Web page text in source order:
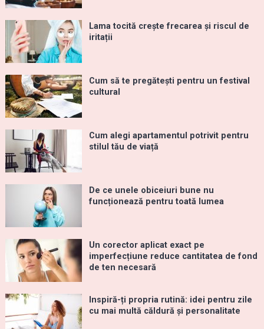
Lama tocită crește frecarea și riscul de
iritații
Cum să te pregătești pentru un festival
cultural
Cum alegi apartamentul potrivit pentru
stilul tău de viață
De ce unele obiceiuri bune nu
funcționează pentru toată lumea
Un corector aplicat exact pe
imperfecțiune reduce cantitatea de fond
de ten necesară
Inspiră-ți propria rutină: idei pentru zile
cu mai multă căldură și personalitate